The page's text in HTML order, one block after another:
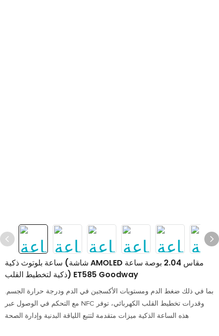
ساعة بلوتوث ذكية (شاشة AMOLED مقاس 2.04 بوصة ساعة
ذكية لتخطيط القلب) ET585 Goodway
بما في ذلك ضغط الدم ومستويات الأكسجين في الدم ودرجة حرارة الجسم.
مع التحكم في الوصول عبر NFC وقدرات تخطيط القلب الكهربائي، توفر
هذه الساعة الذكية ميزات متقدمة لتتبع اللياقة البدنية وإدارة الصحة